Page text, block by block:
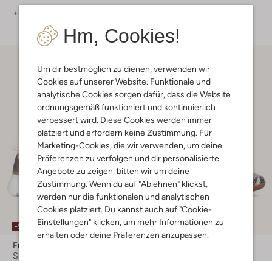
Hm, Cookies!
Um dir bestmöglich zu dienen, verwenden wir
Cookies auf unserer Website. Funktionale und
analytische Cookies sorgen dafür, dass die Website
ordnungsgemäß funktioniert und kontinuierlich
verbessert wird. Diese Cookies werden immer
platziert und erfordern keine Zustimmung. Für
Marketing-Cookies, die wir verwenden, um deine
Präferenzen zu verfolgen und dir personalisierte
Angebote zu zeigen, bitten wir um deine
Zustimmung. Wenn du auf "Ablehnen" klickst,
werden nur die funktionalen und analytischen
Cookies platziert. Du kannst auch auf "Cookie-
Einstellungen" klicken, um mehr Informationen zu
erhalten oder deine Präferenzen anzupassen.
+ mehr farben
-50%
Fred De La Bretoniere
Sneaker Low
-50%